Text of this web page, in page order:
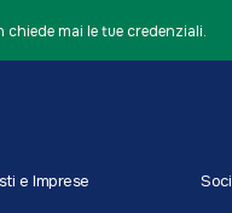
mai le tue credenziali.
e Imprese Soci